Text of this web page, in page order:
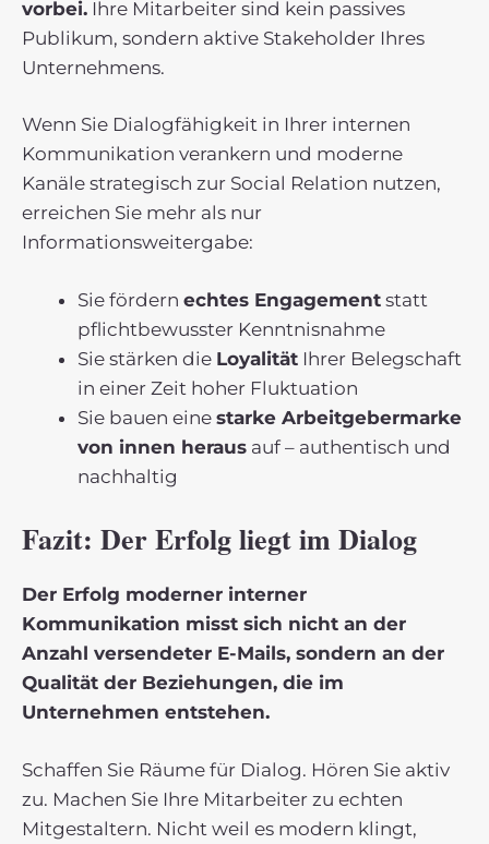
vorbei. Ihre Mitarbeiter sind kein passives
Publikum, sondern aktive Stakeholder Ihres
Unternehmens.
Wenn Sie Dialogfähigkeit in Ihrer internen
Kommunikation verankern und moderne
Kanäle strategisch zur Social Relation nutzen,
erreichen Sie mehr als nur
Informationsweitergabe:
Sie fördern echtes Engagement statt
pflichtbewusster Kenntnisnahme
Sie stärken die Loyalität Ihrer Belegschaft
in einer Zeit hoher Fluktuation
Sie bauen eine starke Arbeitgebermarke
von innen heraus auf – authentisch und
nachhaltig
Fazit: Der Erfolg liegt im Dialog
Der Erfolg moderner interner
Kommunikation misst sich nicht an der
Anzahl versendeter E-Mails, sondern an der
Qualität der Beziehungen, die im
Unternehmen entstehen.
Schaffen Sie Räume für Dialog. Hören Sie aktiv
zu. Machen Sie Ihre Mitarbeiter zu echten
Mitgestaltern. Nicht weil es modern klingt,